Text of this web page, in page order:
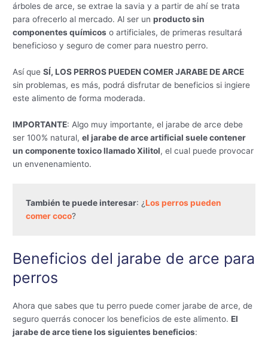
árboles de arce, se extrae la savia y a partir de ahí se trata
para ofrecerlo al mercado. Al ser unproducto sin
componentes químicos o artificiales, de primeras resultará
beneficioso y seguro de comer para nuestro perro.
Así queSÍ, LOS PERROS PUEDEN COMER JARABE DE ARCE
sin problemas, es más, podrá disfrutar de beneficios si ingiere
este alimento de forma moderada.
IMPORTANTE: Algo muy importante, el jarabe de arce debe
ser 100% natural,el jarabe de arce artificial suele contener
un componente toxico llamado Xilitol, el cual puede provocar
un envenenamiento.
También te puede interesar: ¿Los perros pueden
comer coco?
Beneficios del jarabe de arce para
perros
Ahora que sabes que tu perro puede comer jarabe de arce, de
seguro querrás conocer los beneficios de este alimento.El
jarabe de arce tiene los siguientes beneficios: